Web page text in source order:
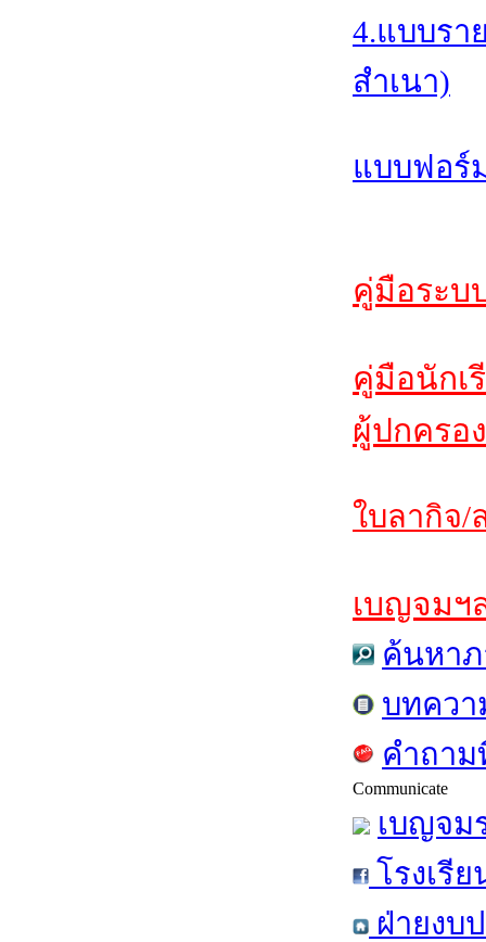
4.แบบรา
สำเนา)
แบบฟอร์
คู่มือระบ
คู่มือนักเ
ผู้ปกครอ
ใบลากิจ/
เบญจมฯ
ค้นหาภ
บทควา
คำถา
Communicate
เบญจม
โรงเรี
ฝ่ายงบ